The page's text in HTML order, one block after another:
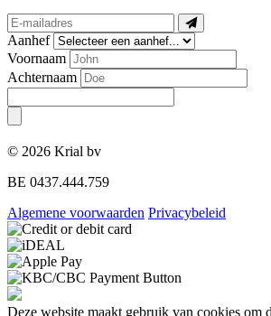
Aanhef
Voornaam
Achternaam
© 2026 Krial bv
BE 0437.444.759
Algemene voorwaarden Privacybeleid
Deze website maakt gebruik van cookies om